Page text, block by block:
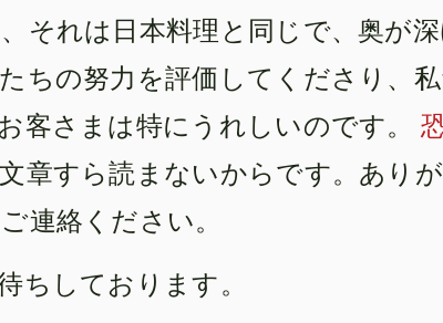
それは日本料理と同じで、奥が
ちの努力を評価してくださり、私
客さまは特にうれしいのです。
章すら読まないからです。あり
連絡ください。
ちしております。